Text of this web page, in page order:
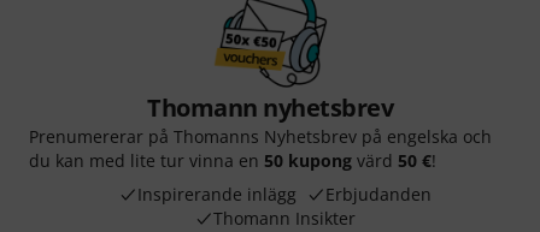
Thomann nyhetsbrev
Prenumererar på Thomanns Nyhetsbrev på engelska och
du kan med lite tur vinna en 50 kupong värd 50 €!
Inspirerande inlägg
Erbjudanden
Thomann Insikter